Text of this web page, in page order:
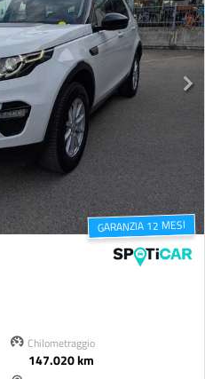
GARANZIA 12 MESI
Chilometraggio
147.020 km